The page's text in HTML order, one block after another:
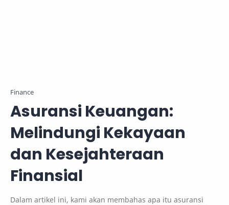
Finance
Asuransi Keuangan:
Melindungi Kekayaan
dan Kesejahteraan
Finansial
Dalam artikel ini, kami akan membahas apa itu asuransi